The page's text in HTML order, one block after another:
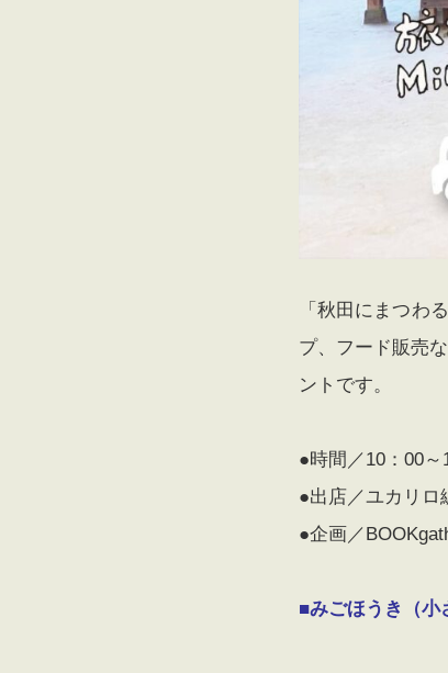
「秋田にまつわ
プ、フード販売
ントです。
●時間／10：00～
●出店／ユカリロ
●企画／
■みごほうき（小